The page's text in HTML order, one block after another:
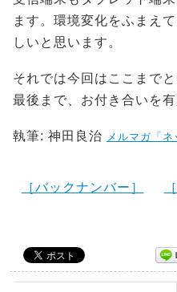
ます。環境変化をふまえ
しいと思います。
それでは今回はここまで
最後まで、お付き合いを
執筆: 神田良治 メルマガ「ネ
［バックナンバー］